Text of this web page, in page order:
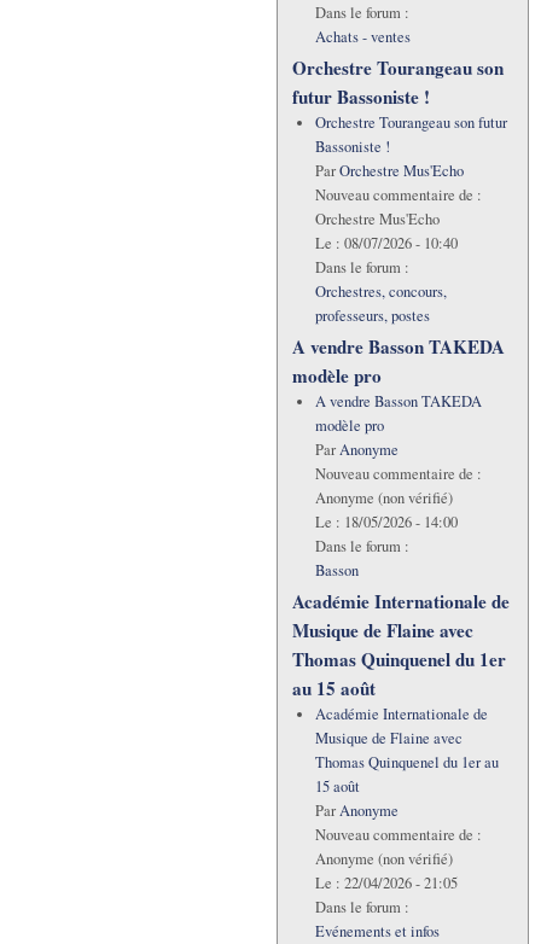
Dans le forum :
Achats - ventes
Orchestre Tourangeau son
futur Bassoniste !
Orchestre Tourangeau son futur
Bassoniste !
ParOrchestre Mus'Echo
Nouveau commentaire de :
Orchestre Mus'Echo
Le : 08/07/2026 - 10:40
Dans le forum :
Orchestres, concours,
professeurs, postes
A vendre Basson TAKEDA
modèle pro
A vendre Basson TAKEDA
modèle pro
ParAnonyme
Nouveau commentaire de :
Anonyme (non vérifié)
Le : 18/05/2026 - 14:00
Dans le forum :
Basson
Académie Internationale de
Musique de Flaine avec
Thomas Quinquenel du 1er
au 15 août
Académie Internationale de
Musique de Flaine avec
Thomas Quinquenel du 1er au
15 août
ParAnonyme
Nouveau commentaire de :
Anonyme (non vérifié)
Le : 22/04/2026 - 21:05
Dans le forum :
Evénements et infos